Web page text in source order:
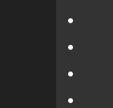
•
•
•
•